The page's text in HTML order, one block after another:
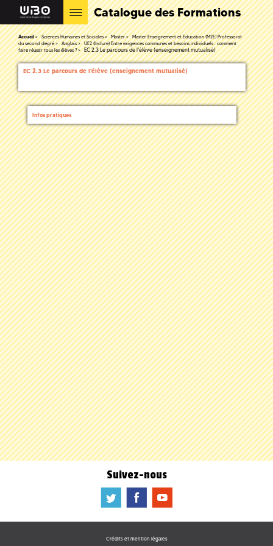
Catalogue des Formations
Accueil Sciences Humaines et Sociales Master
Master Enseignement et Education (M2E) Professorat
du second degré
Anglais
UE2 (Inclure) Entre exigences communes et besoins individuels : comment
faire réussir tous les élèves ?
EC 2.3 Le parcours de l'élève (enseignement mutualisé)
EC 2.3 Le parcours de l'élève (enseignement mutualisé)
Infos pratiques
Suivez-nous
a b f
Crédits et mention légales